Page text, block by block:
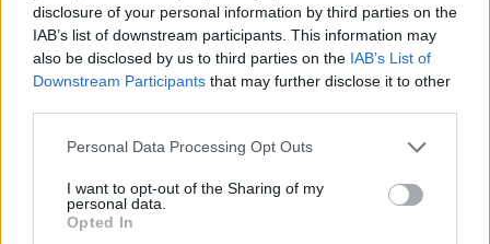
disclosure of your personal information by third parties on the
IAB’s list of downstream participants. This information may
also be disclosed by us to third parties on the IAB’s List of
Downstream Participants that may further disclose it to other
Please note that this website/app uses one or more Google
not limited to your visit or usage behaviour. You may click to
grant or deny consent to Google and its third-party tags to
use your data for below specified purposes in below Google
Personal Data Processing Opt Outs
I want to opt-out of the Sharing of my
personal data.
Opted In
AUTOR
Staff